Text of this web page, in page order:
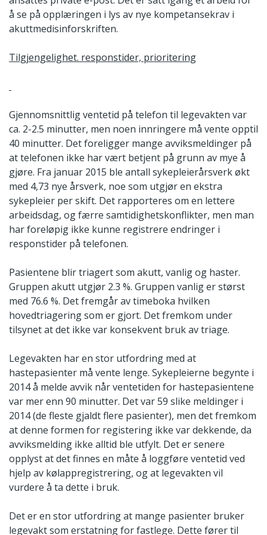
å se på opplæringen i lys av nye kompetansekrav i
akuttmedisinforskriften.
Tilgjengelighet. responstider, prioritering
Gjennomsnittlig ventetid på telefon til legevakten var
ca. 2-2.5 minutter, men noen innringere må vente opptil
40 minutter. Det foreligger mange avviksmeldinger på
at telefonen ikke har vært betjent på grunn av mye å
gjøre. Fra januar 2015 ble antall sykepleierårsverk økt
med 4,73 nye årsverk, noe som utgjør en ekstra
sykepleier per skift. Det rapporteres om en lettere
arbeidsdag, og færre samtidighetskonflikter, men man
har foreløpig ikke kunne registrere endringer i
responstider på telefonen.
Pasientene blir triagert som akutt, vanlig og haster.
Gruppen akutt utgjør 2.3 %. Gruppen vanlig er størst
med 76.6 %. Det fremgår av timeboka hvilken
hovedtriagering som er gjort. Det fremkom under
tilsynet at det ikke var konsekvent bruk av triage.
Legevakten har en stor utfordring med at
hastepasienter må vente lenge. Sykepleierne begynte i
2014 å melde avvik når ventetiden for hastepasientene
var mer enn 90 minutter. Det var 59 slike meldinger i
2014 (de fleste gjaldt flere pasienter), men det fremkom
at denne formen for registering ikke var dekkende, da
avviksmelding ikke alltid ble utfylt. Det er senere
opplyst at det finnes en måte å loggføre ventetid ved
hjelp av kølappregistrering, og at legevakten vil
vurdere å ta dette i bruk.
Det er en stor utfordring at mange pasienter bruker
legevakt som erstatning for fastlege. Dette fører til